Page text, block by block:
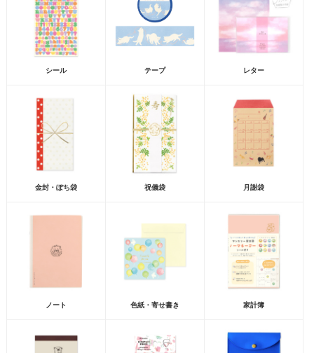
シール テープ レター
金封・ぽち袋 祝儀袋 月謝袋
ノート 色紙・寄せ書き 家計簿